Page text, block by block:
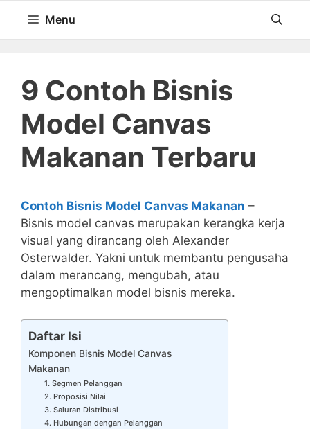
isi
Menu
9 Contoh Bisnis
Model Canvas
Makanan Terbaru
Contoh Bisnis Model Canvas Makanan –
Bisnis model canvas merupakan kerangka kerja
visual yang dirancang oleh Alexander
Osterwalder. Yakni untuk membantu pengusaha
dalam merancang, mengubah, atau
mengoptimalkan model bisnis mereka.
Daftar Isi
Komponen Bisnis Model Canvas
Makanan
1. Segmen Pelanggan
2. Proposisi Nilai
3. Saluran Distribusi
4. Hubungan dengan Pelanggan